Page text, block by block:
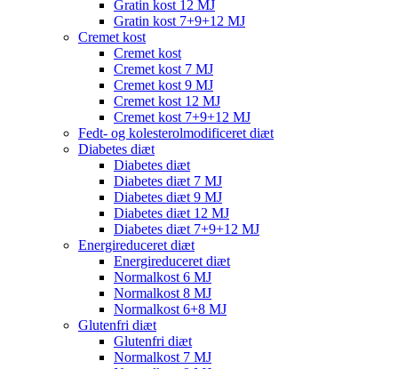
Gratin kost 12 MJ
Gratin kost 7+9+12 MJ
Cremet kost
Cremet kost
Cremet kost 7 MJ
Cremet kost 9 MJ
Cremet kost 12 MJ
Cremet kost 7+9+12 MJ
Fedt- og kolesterolmodificeret diæt
Diabetes diæt
Diabetes diæt
Diabetes diæt 7 MJ
Diabetes diæt 9 MJ
Diabetes diæt 12 MJ
Diabetes diæt 7+9+12 MJ
Energireduceret diæt
Energireduceret diæt
Normalkost 6 MJ
Normalkost 8 MJ
Normalkost 6+8 MJ
Glutenfri diæt
Glutenfri diæt
Normalkost 7 MJ